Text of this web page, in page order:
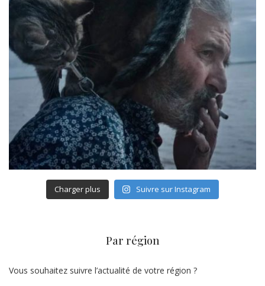
Charger plus Suivre sur Instagram
Par région
Vous souhaitez suivre l’actualité de votre région ?